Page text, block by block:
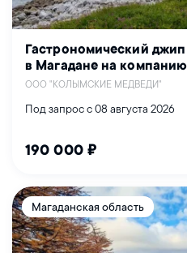
Гастрономический
в Магадане на
ООО "КОЛЫМСКИЕ МЕДВЕДИ"
Под запрос с 08 августа 2026
190 000 ₽
Магаданская область